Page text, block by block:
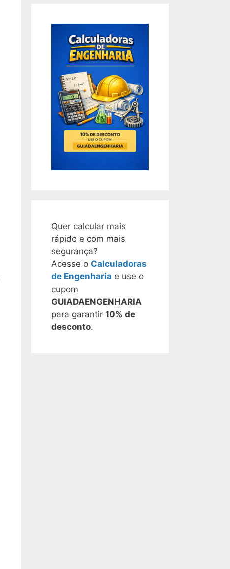
Quer calcular mais
rápido e com mais
segurança?
Acesse o Calculadoras
de Engenharia e use o
cupom
GUIADAENGENHARIA
para garantir 10% de
desconto.